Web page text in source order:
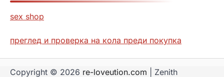
sex shop
преглед и проверка на кола преди покупка
Copyright © 2026 re-loveution.com | Zenith